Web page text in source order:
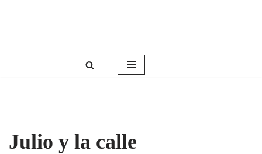
Julio y la calle